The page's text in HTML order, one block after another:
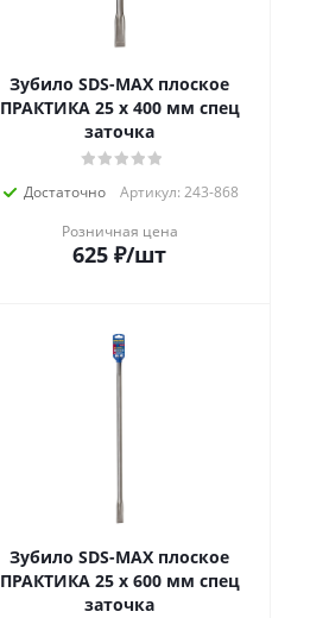
Зубило SDS-MAX плоское
ПРАКТИКА 25 х 400 мм спец
заточка
Достаточно
Артикул: 243-868
Розничная цена
625 ₽/шт
Зубило SDS-MAX плоское
ПРАКТИКА 25 х 600 мм спец
заточка